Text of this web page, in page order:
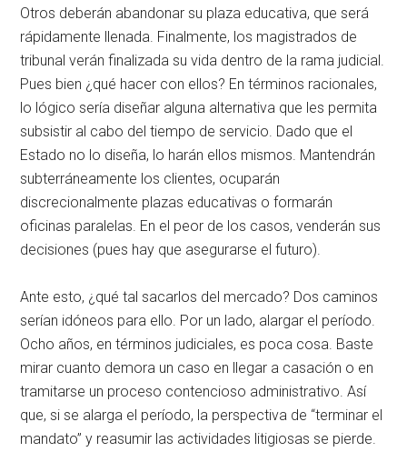
Otros deberán abandonar su plaza educativa, que será
rápidamente llenada. Finalmente, los magistrados de
tribunal verán finalizada su vida dentro de la rama judicial.
Pues bien ¿qué hacer con ellos? En términos racionales,
lo lógico sería diseñar alguna alternativa que les permita
subsistir al cabo del tiempo de servicio. Dado que el
Estado no lo diseña, lo harán ellos mismos. Mantendrán
subterráneamente los clientes, ocuparán
discrecionalmente plazas educativas o formarán
oficinas paralelas. En el peor de los casos, venderán sus
decisiones (pues hay que asegurarse el futuro).
Ante esto, ¿qué tal sacarlos del mercado? Dos caminos
serían idóneos para ello. Por un lado, alargar el período.
Ocho años, en términos judiciales, es poca cosa. Baste
mirar cuanto demora un caso en llegar a casación o en
tramitarse un proceso contencioso administrativo. Así
que, si se alarga el período, la perspectiva de “terminar el
mandato” y reasumir las actividades litigiosas se pierde.